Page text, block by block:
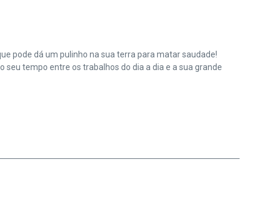
pode dá um pulinho na sua terra para matar saudade!
tempo entre os trabalhos do dia a dia e a sua grande